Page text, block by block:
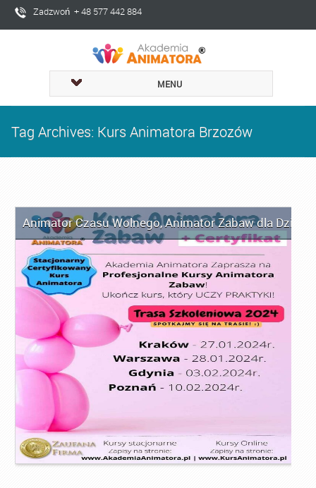
Zadzwoń + 48 577 442 884
MENU
Tag Archives: Kurs Animatora Brzozów
Animator Czasu Wolnego,Animator Zabaw dla Dzieci